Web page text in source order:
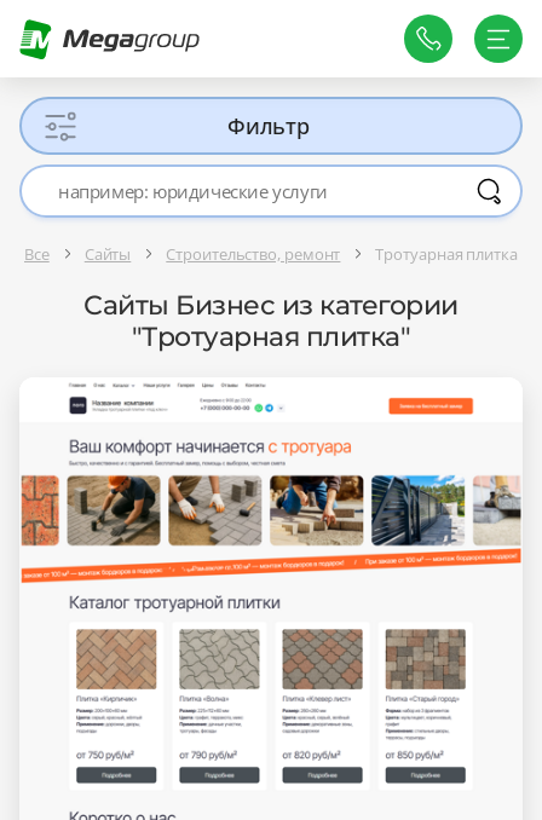
Фильтр
Все Сайты Строительство, ремонт Тротуарная плитка
Сайты Бизнес из категории
"Тротуарная плитка"